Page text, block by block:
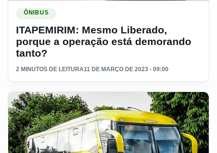
ÔNIBUS
ITAPEMIRIM: Mesmo Liberado,
porque a operação está demorando
tanto?
2 MINUTOS DE LEITURA11 DE MARÇO DE 2023 - 09:00